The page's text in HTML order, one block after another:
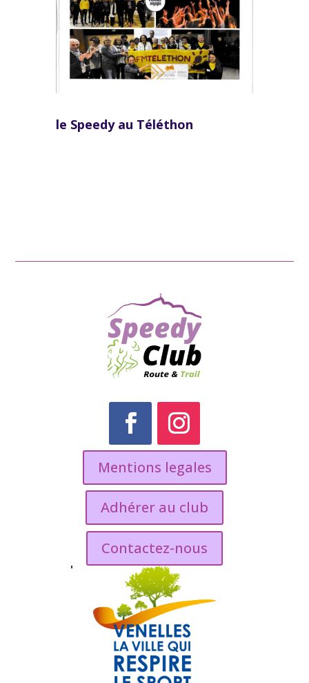
le Speedy au Téléthon
Mentions legales
Adhérer au club
Contactez-nous